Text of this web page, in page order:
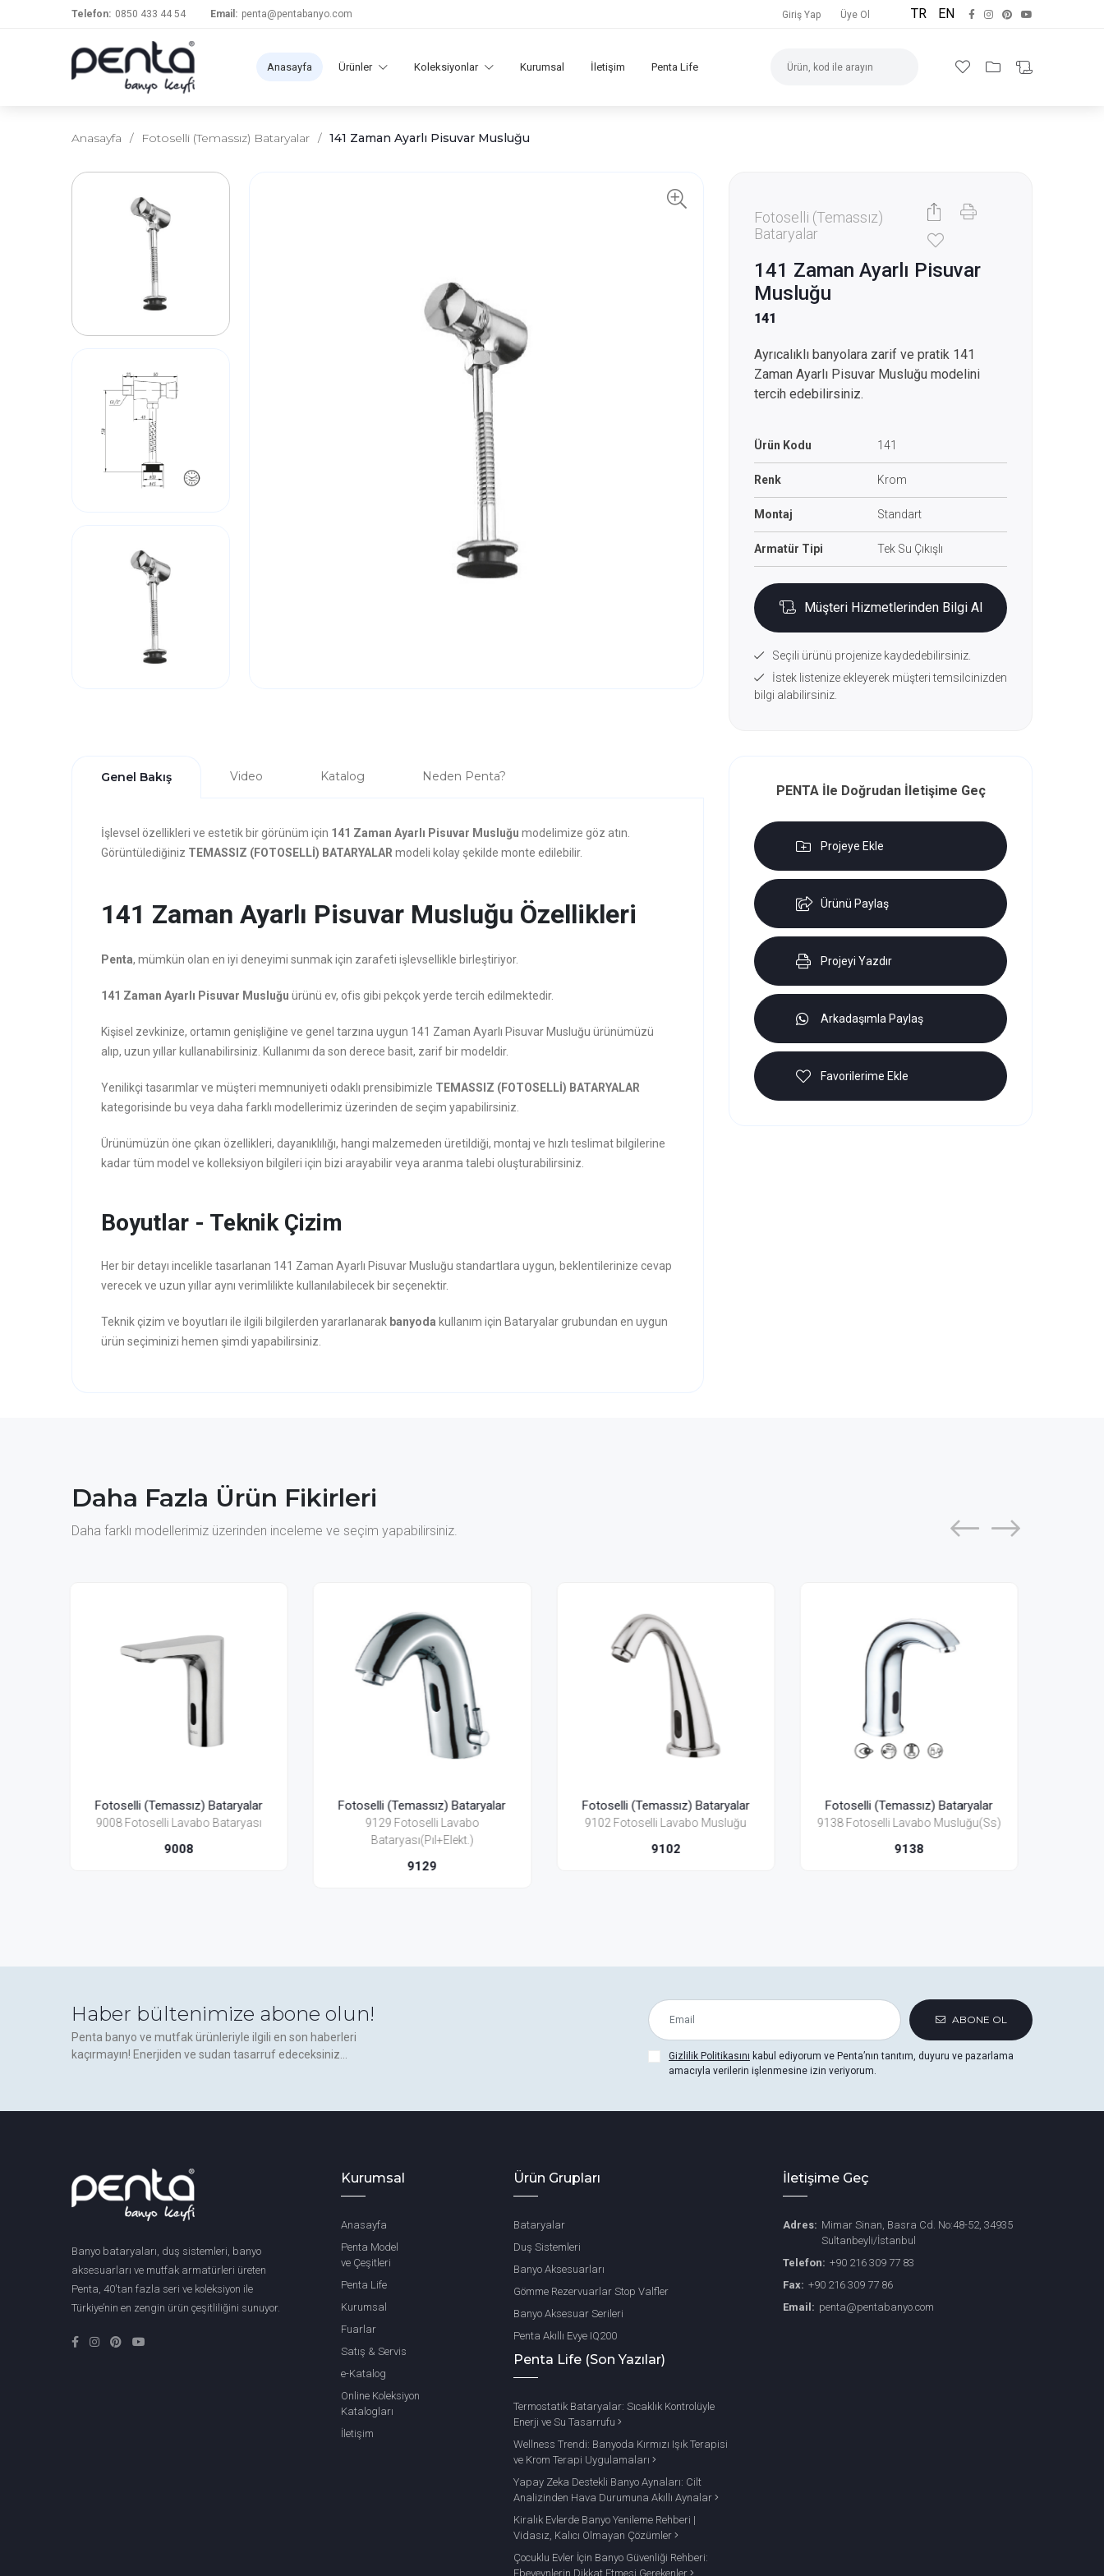
Telefon: 0850 433 44 54 Email: penta@pentabanyo.com Giriş Yap Üye Ol TR EN
Anasayfa Ürünler Koleksiyonlar Kurumsal İletişim Penta Life
Anasayfa / Fotoselli (Temassız) Bataryalar / 141 Zaman Ayarlı Pisuvar Musluğu
Fotoselli (Temassız)
Bataryalar
141 Zaman Ayarlı Pisuvar
Musluğu
141
Ayrıcalıklı banyolara zarif ve pratik 141
Zaman Ayarlı Pisuvar Musluğu modelini
tercih edebilirsiniz.
Ürün Kodu 141
Renk Krom
Montaj Standart
Armatür Tipi Tek Su Çıkışlı
Müşteri Hizmetlerinden Bilgi Al
Seçili ürünü projenize kaydedebilirsiniz.
İstek listenize ekleyerek müşteri temsilcinizden
bilgi alabilirsiniz.
Genel Bakış Video Katalog Neden Penta?
İşlevsel özellikleri ve estetik bir görünüm için 141 Zaman Ayarlı Pisuvar Musluğu modelimize göz atın.
Görüntülediğiniz TEMASSIZ (FOTOSELLİ) BATARYALAR modeli kolay şekilde monte edilebilir.
141 Zaman Ayarlı Pisuvar Musluğu Özellikleri
Penta, mümkün olan en iyi deneyimi sunmak için zarafeti işlevsellikle birleştiriyor.
141 Zaman Ayarlı Pisuvar Musluğu ürünü ev, ofis gibi pekçok yerde tercih edilmektedir.
Kişisel zevkinize, ortamın genişliğine ve genel tarzına uygun 141 Zaman Ayarlı Pisuvar Musluğu ürünümüzü
alıp, uzun yıllar kullanabilirsiniz. Kullanımı da son derece basit, zarif bir modeldir.
Yenilikçi tasarımlar ve müşteri memnuniyeti odaklı prensibimizle TEMASSIZ (FOTOSELLİ) BATARYALAR
kategorisinde bu veya daha farklı modellerimiz üzerinden de seçim yapabilirsiniz.
Ürünümüzün öne çıkan özellikleri, dayanıklılığı, hangi malzemeden üretildiği, montaj ve hızlı teslimat bilgilerine
kadar tüm model ve kolleksiyon bilgileri için bizi arayabilir veya aranma talebi oluşturabilirsiniz.
Boyutlar - Teknik Çizim
Her bir detayı incelikle tasarlanan 141 Zaman Ayarlı Pisuvar Musluğu standartlara uygun, beklentilerinize cevap
verecek ve uzun yıllar aynı verimlilikte kullanılabilecek bir seçenektir.
Teknik çizim ve boyutları ile ilgili bilgilerden yararlanarak banyoda kullanım için Bataryalar grubundan en uygun
ürün seçiminizi hemen şimdi yapabilirsiniz.
PENTA İle Doğrudan İletişime Geç
Projeye Ekle
Ürünü Paylaş
Projeyi Yazdır
Arkadaşımla Paylaş
Favorilerime Ekle
Daha Fazla Ürün Fikirleri
Daha farklı modellerimiz üzerinden inceleme ve seçim yapabilirsiniz.
Fotoselli (Temassız) Bataryalar
9129 Fotoselli Lavabo
Fotoselli (Temassız) Bataryalar
9102 Fotoselli Lavabo Musluğu
9102
Fotoselli (Temassız) Bataryalar
9138 Fotoselli Lavabo Musluğu(Ss)
9138
Fotoselli (Temassız) Bataryalar
9136 Fotoselli Lavabo Musluğu
9136
Haber bültenimize abone olun!
Penta banyo ve mutfak ürünleriyle ilgili en son haberleri
kaçırmayın! Enerjiden ve sudan tasarruf edeceksiniz...
ABONE OL
Gizlilik Politikasını kabul ediyorum ve Penta’nın tanıtım, duyuru ve pazarlama
amacıyla verilerin işlenmesine izin veriyorum.
Banyo bataryaları, duş sistemleri, banyo
aksesuarları ve mutfak armatürleri üreten
Penta, 40'tan fazla seri ve koleksiyon ile
Türkiye’nin en zengin ürün çeşitliliğini sunuyor.
Kurumsal
Anasayfa
Penta Model
ve Çeşitleri
Penta Life
Kurumsal
Fuarlar
Satış & Servis
e-Katalog
Online Koleksiyon
Katalogları
İletişim
Ürün Grupları
Bataryalar
Duş Sistemleri
Banyo Aksesuarları
Gömme Rezervuarlar Stop Valfler
Banyo Aksesuar Serileri
Penta Akıllı Evye IQ200
Penta Life (Son Yazılar)
Termostatik Bataryalar: Sıcaklık Kontrolüyle
Enerji ve Su Tasarrufu
Wellness Trendi: Banyoda Kırmızı Işık Terapisi
ve Krom Terapi Uygulamaları
Yapay Zeka Destekli Banyo Aynaları: Cilt
Analizinden Hava Durumuna Akıllı Aynalar
Kiralık Evlerde Banyo Yenileme Rehberi |
Vidasız, Kalıcı Olmayan Çözümler
Çocuklu Evler İçin Banyo Güvenliği Rehberi:
Ebeveynlerin Dikkat Etmesi Gerekenler
İletişime Geç
Adres: Mimar Sinan, Basra Cd. No:48-52, 34935
Sultanbeyli/İstanbul
Telefon: +90 216 309 77 83
Fax: +90 216 309 77 86
Email: penta@pentabanyo.com